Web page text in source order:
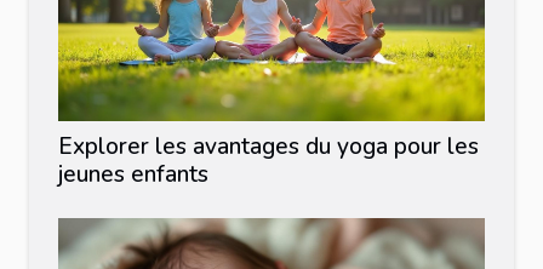
Explorer les avantages du yoga pour les
jeunes enfants